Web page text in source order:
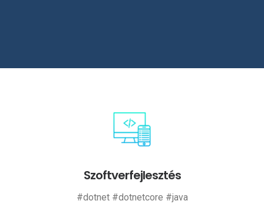
Szoftverfejlesztés
#dotnet #dotnetcore #java